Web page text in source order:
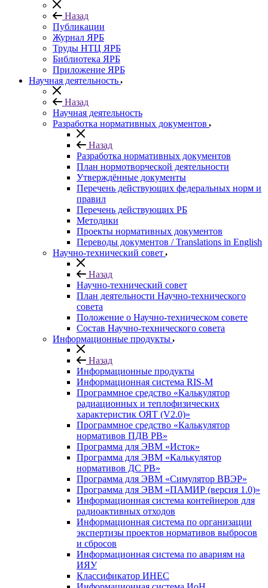
Назад
Публикации
Журнал ЯРБ
Труды НТЦ ЯРБ
Библиотека ЯРБ
Приложение ЯРБ
Научная деятельность
Назад
Научная деятельность
Разработка нормативных документов
Назад
Разработка нормативных документов
План нормотворческой деятельности
Утверждённые документы
Перечень действующих федеральных норм и
правил
Перечень действующих РБ
Методики
Проекты нормативных документов
Переводы документов / Translations in English
Научно-технический совет
Назад
Научно-технический совет
План деятельности Научно-технического
совета
Положение о Научно-техническом совете
Состав Научно-технического совета
Информационные продукты
Назад
Информационные продукты
Информационная система RIS-M
Программное средство «Калькулятор
радиационных и теплофизических
характеристик ОЯТ (V2.0)»
Программное средство «Калькулятор
нормативов ПДВ РВ»
Программа для ЭВМ «Исток»
Программа для ЭВМ «Калькулятор
нормативов ДС РВ»
Программа для ЭВМ «Симулятор ВВЭР»
Программа для ЭВМ «ПАМИР (версия 1.0)»
Информационная система контейнеров для
радиоактивных отходов
Информационная система по организации
экспертизы проектов нормативов выбросов
и сбросов
Информационная система по авариям на
ИЯУ
Классификатор ИНЕС